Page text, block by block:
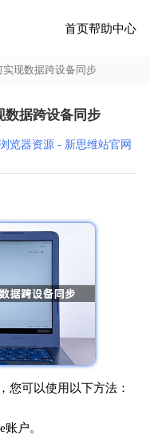
首页帮助中心
现数据跨设备同步
数据跨设备同步
览器资源 - 新思维站官网
您可以使用以下方法：
户。